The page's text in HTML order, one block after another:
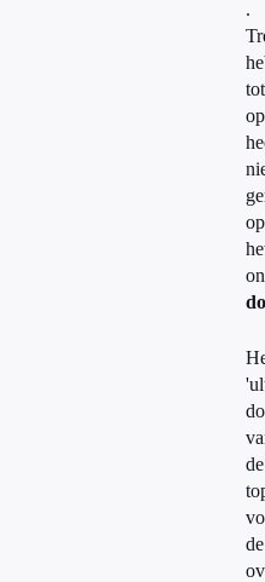
.
tot
op
op
de
de